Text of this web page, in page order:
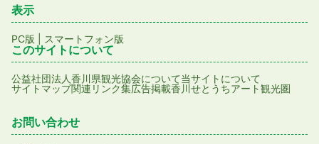
表示
PC版 スマートフォン版
このサイトについて
公益社団法人香川県観光協会について当サイトについて
サイトマップ関連リンク集広告掲載香川せとうちアート観光圏
お問い合わせ